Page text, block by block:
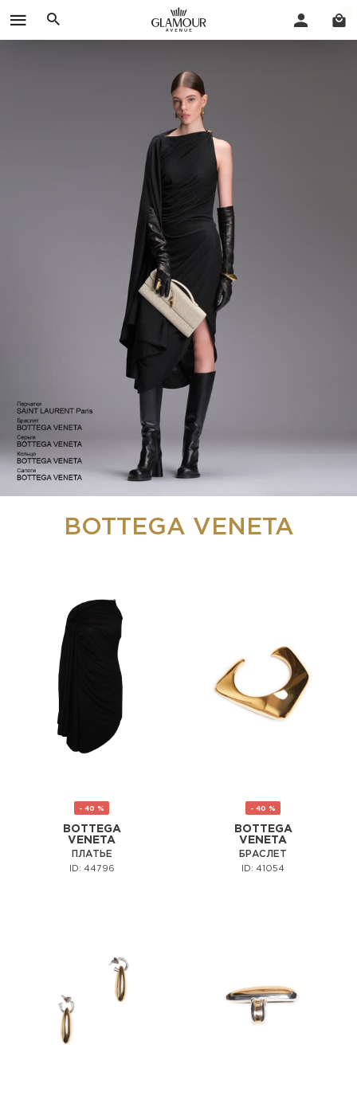
BOTTEGA VENETA
- 40 %
BOTTEGA
VENETA
ПЛАТЬЕ
ID: 44796
- 40 %
BOTTEGA
VENETA
БРАСЛЕТ
ID: 41054